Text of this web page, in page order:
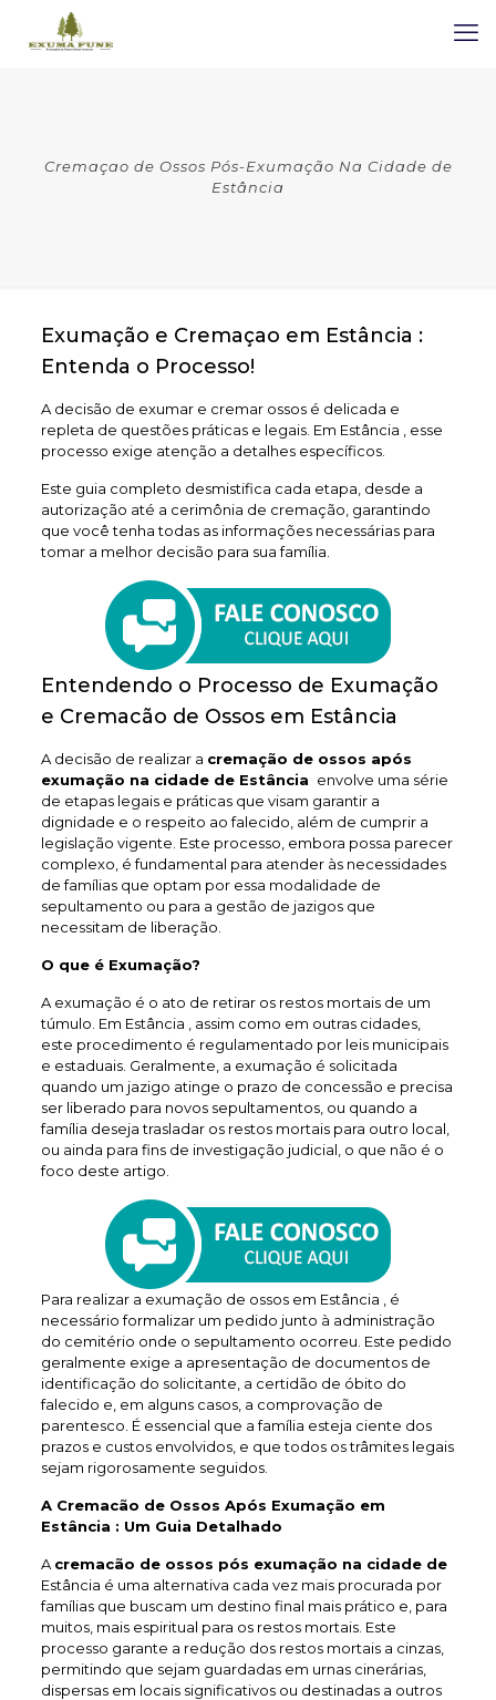
Cremaçao de Ossos Pós-Exumação Na Cidade de
Estância
Exumação e Cremaçao em Estância :
Entenda o Processo!
A decisão de exumar e cremar ossos é delicada e
repleta de questões práticas e legais. Em Estância , esse
processo exige atenção a detalhes específicos.
Este guia completo desmistifica cada etapa, desde a
autorização até a cerimônia de cremação, garantindo
que você tenha todas as informações necessárias para
tomar a melhor decisão para sua família.
Entendendo o Processo de Exumação
e Cremacão de Ossos em Estância
A decisão de realizar a cremação de ossos após
exumação na cidade de Estância envolve uma série
de etapas legais e práticas que visam garantir a
dignidade e o respeito ao falecido, além de cumprir a
legislação vigente. Este processo, embora possa parecer
complexo, é fundamental para atender às necessidades
de famílias que optam por essa modalidade de
sepultamento ou para a gestão de jazigos que
necessitam de liberação.
O que é Exumação?
A exumação é o ato de retirar os restos mortais de um
túmulo. Em Estância , assim como em outras cidades,
este procedimento é regulamentado por leis municipais
e estaduais. Geralmente, a exumação é solicitada
quando um jazigo atinge o prazo de concessão e precisa
ser liberado para novos sepultamentos, ou quando a
família deseja trasladar os restos mortais para outro local,
ou ainda para fins de investigação judicial, o que não é o
foco deste artigo.
Para realizar a exumação de ossos em Estância , é
necessário formalizar um pedido junto à administração
do cemitério onde o sepultamento ocorreu. Este pedido
geralmente exige a apresentação de documentos de
identificação do solicitante, a certidão de óbito do
falecido e, em alguns casos, a comprovação de
parentesco. É essencial que a família esteja ciente dos
prazos e custos envolvidos, e que todos os trâmites legais
sejam rigorosamente seguidos.
A Cremacão de Ossos Após Exumação em
Estância : Um Guia Detalhado
A cremacão de ossos pós exumação na cidade de
Estância é uma alternativa cada vez mais procurada por
famílias que buscam um destino final mais prático e, para
muitos, mais espiritual para os restos mortais. Este
processo garante a redução dos restos mortais a cinzas,
permitindo que sejam guardadas em urnas cinerárias,
dispersas em locais significativos ou destinadas a outros